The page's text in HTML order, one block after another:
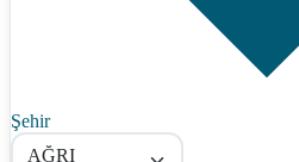
Şehir
AĞRI